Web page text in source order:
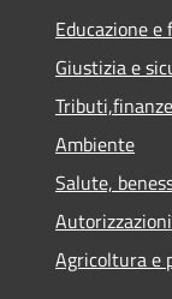
Educazione e
Giustizia e
Ambiente
Salute,
Autorizzazioni
Agricoltura e